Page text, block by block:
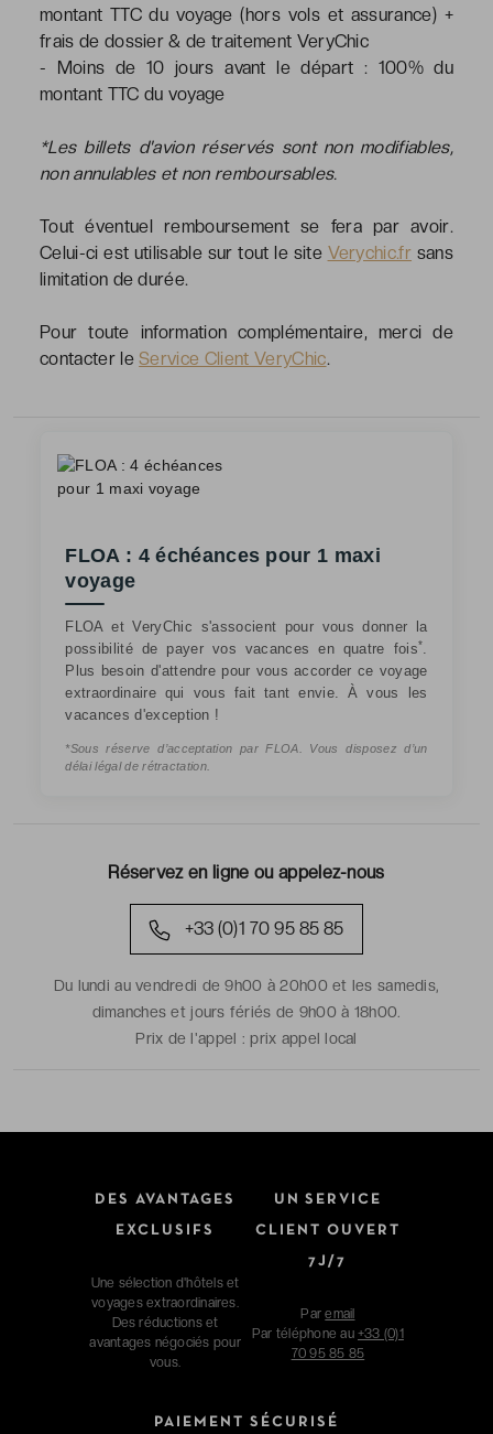
Réservez en ligne ou appelez-nous
+33 (0)1 70 95 85 85
Du lundi au vendredi de 9h00 à 20h00 et les samedis,
dimanches et jours fériés de 9h00 à 18h00.
Prix de l'appel :prix appel local
montant TTC du voyage (hors vols et assurance) +
frais de dossier & de traitement VeryChic
- Moins de 10 jours avant le départ : 100% du
montant TTC du voyage
*Les billets d'avion réservés sont non modifiables,
non annulables et non remboursables.
Tout éventuel remboursement se fera par avoir.
Celui-ci est utilisable sur tout le site Verychic.fr sans
limitation de durée.
Pour toute information complémentaire, merci de
contacter leService Client VeryChic.
FLOA : 4 échéances pour 1 maxi
voyage
FLOA et VeryChic s'associent pour vous donner la
possibilité de payer vos vacances en quatre fois*
Plus besoin d'attendre pour vous accorder ce voyage
extraordinaire qui vous fait tant envie. À vous les
vacances d'exception !
*Sous réserve d’acceptation par FLOA. Vous disposez d’un
délai légal de rétractation.
DES AVANTAGES
EXCLUSIFS
Une sélection d'hôtels et
voyages extraordinaires.
Des réductions et
avantages négociés pour
vous.
UN SERVICE
CLIENT OUVERT
7J/7
Paremail
Par téléphone au +33 (0)1
70 95 85 85
PAIEMENT SÉCURISÉ